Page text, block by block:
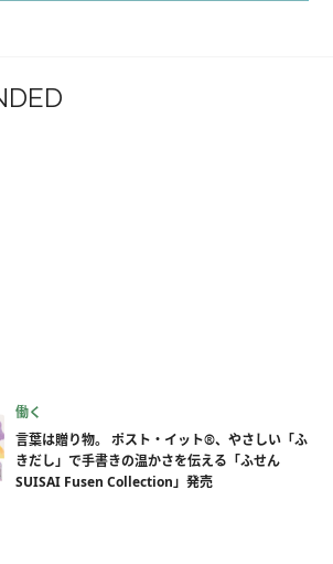
働く
言葉は贈り物。 ポスト・イット®、やさしい「ふ
きだし」で手書きの温かさを伝える「ふせん
SUISAI Fusen Collection」発売